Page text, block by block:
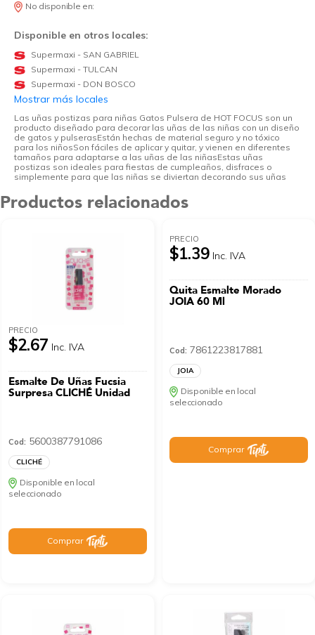
No disponible en:
Disponible en otros locales:
Supermaxi - SAN GABRIEL
Supermaxi - TULCAN
Supermaxi - DON BOSCO
Mostrar más locales
Las uñas postizas para niñas Gatos Pulsera de HOT FOCUS son un
producto diseñado para decorar las uñas de las niñas con un diseño
de gatos y pulserasEstán hechas de material seguro y no tóxico
para los niñosSon fáciles de aplicar y quitar, y vienen en diferentes
tamaños para adaptarse a las uñas de las niñasEstas uñas
postizas son ideales para fiestas de cumpleaños, disfraces o
simplemente para que las niñas se diviertan decorando sus uñas
Productos relacionados
PRECIO
$2.67 Inc. IVA
Esmalte De Uñas Fucsia
Surpresa CLICHÉ Unidad
Cod: 5600387791086
CLICHÉ
Disponible en local
seleccionado
Comprar
PRECIO
$1.39 Inc. IVA
Quita Esmalte Morado
JOIA 60 Ml
Cod: 7861223817881
JOIA
Disponible en local
seleccionado
Comprar